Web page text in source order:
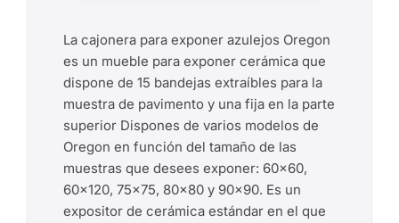
La cajonera para exponer azulejos Oregon
es un mueble para exponer cerámica que
dispone de 15 bandejas extraíbles para la
muestra de pavimento y una fija en la parte
superior Dispones de varios modelos de
Oregon en función del tamaño de las
muestras que desees exponer: 60x60,
60x120, 75x75, 80x80 y 90x90. Es un
expositor de cerámica estándar en el que